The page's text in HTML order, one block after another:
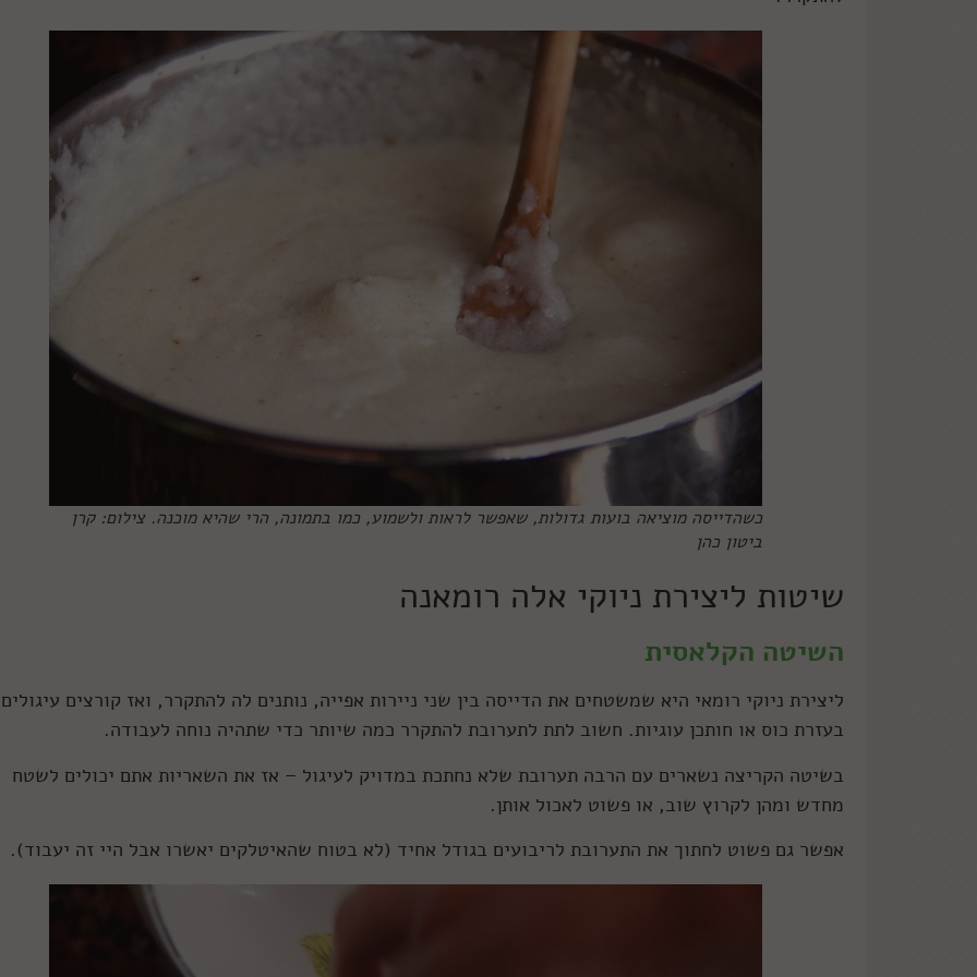
כשהדייסה מוציאה בועות גדולות, שאפשר לראות ולשמוע, כמו בתמונה, הרי שהיא מוכנה. צילום: קרן
ביטון כהן
שיטות ליצירת ניוקי אלה רומאנה
השיטה הקלאסית
ליצירת ניוקי רומאי היא שמשטחים את הדייסה בין שני ניירות אפייה, נותנים לה להתקרר, ואז קורצים עיגולים
בעזרת כוס או חותכן עוגיות. חשוב לתת לתערובת להתקרר כמה שיותר כדי שתהיה נוחה לעבודה.
בשיטה הקריצה נשארים עם הרבה תערובת שלא נחתכת במדויק לעיגול – אז את השאריות אתם יכולים לשטח
מחדש ומהן לקרוץ שוב, או פשוט לאכול אותן.
אפשר גם פשוט לחתוך את התערובת לריבועים בגודל אחיד (לא בטוח שהאיטלקים יאשרו אבל היי זה יעבוד).